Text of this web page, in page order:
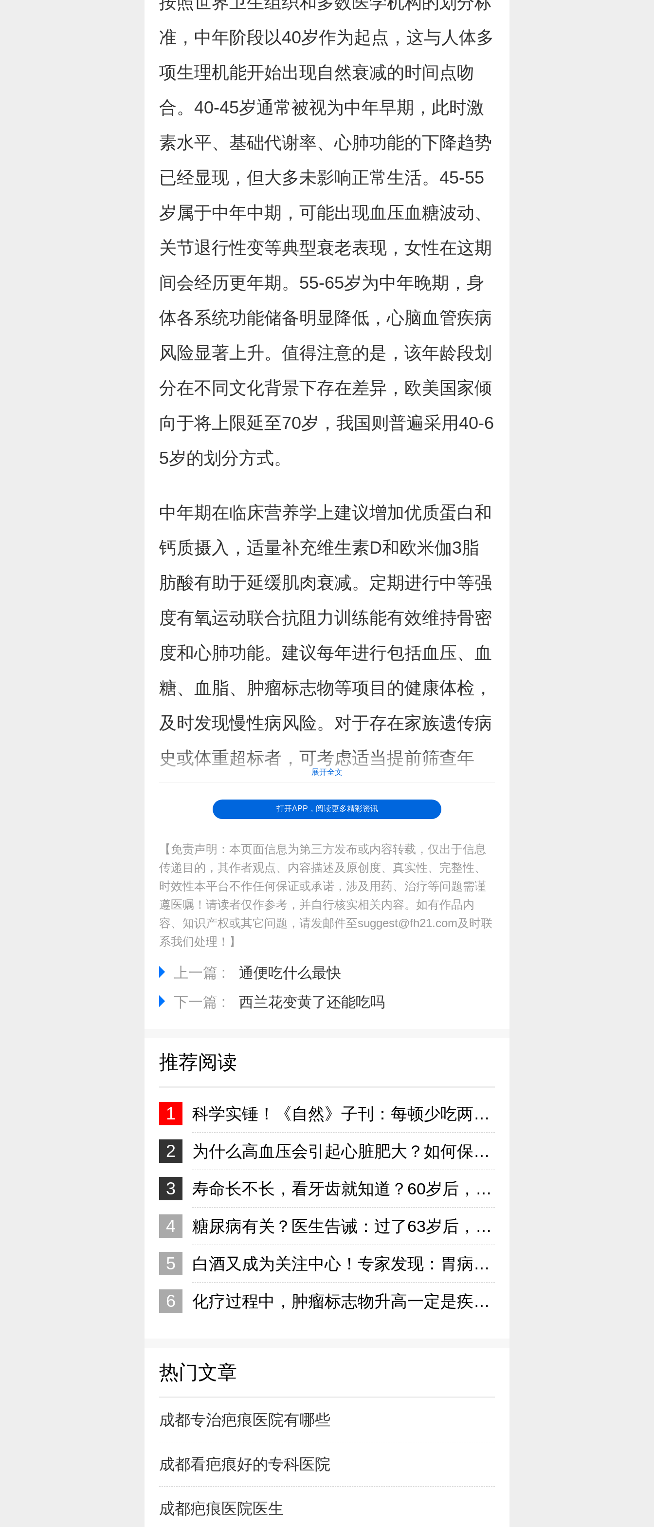
准，中年阶段以40岁作为起点，这与人体多
项生理机能开始出现自然衰减的时间点吻
合。40-45岁通常被视为中年早期，此时激
素水平、基础代谢率、心肺功能的下降趋势
已经显现，但大多未影响正常生活。45-55
岁属于中年中期，可能出现血压血糖波动、
关节退行性变等典型衰老表现，女性在这期
间会经历更年期。55-65岁为中年晚期，身
体各系统功能储备明显降低，心脑血管疾病
风险显著上升。值得注意的是，该年龄段划
分在不同文化背景下存在差异，欧美国家倾
向于将上限延至70岁，我国则普遍采用40-6
5岁的划分方式。
中年期在临床营养学上建议增加优质蛋白和
钙质摄入，适量补充维生素D和欧米伽3脂
肪酸有助于延缓肌肉衰减。定期进行中等强
度有氧运动联合抗阻力训练能有效维持骨密
度和心肺功能。建议每年进行包括血压、血
糖、血脂、肿瘤标志物等项目的健康体检，
及时发现慢性病风险。对于存在家族遗传病
史或体重超标者，可考虑适当提前筛查年
展开全文
打开APP，阅读更多精彩资讯
【免责声明：本页面信息为第三方发布或内容转载，仅出于信息
传递目的，其作者观点、内容描述及原创度、真实性、完整性、
时效性本平台不作任何保证或承诺，涉及用药、治疗等问题需谨
遵医嘱！请读者仅作参考，并自行核实相关内容。如有作品内
容、知识产权或其它问题，请发邮件至suggest@fh21.com及时联
系我们处理！】
上一篇 :
通便吃什么最快
下一篇 :
西兰花变黄了还能吃吗
推荐阅读
1 科学实锤！《自然》子刊：每顿少吃两口，这种慢性病风险降一半
2 为什么高血压会引起心脏肥大？如何保护我们的心脏？一文讲清！
3 寿命长不长，看牙齿就知道？60岁后，剩多少颗才正常？告诉你答案
4 糖尿病有关？医生告诫：过了63岁后，早起主记“5不要”！
5 白酒又成为关注中心！专家发现：胃病患者喝白酒时，多留意5点
6 化疗过程中，肿瘤标志物升高一定是疾病进展了吗？告诉你答案
热门文章
成都专治疤痕医院有哪些
成都看疤痕好的专科医院
成都疤痕医院医生